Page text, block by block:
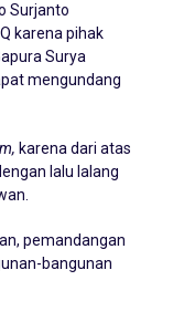
Surjanto
karena pihak
Surya
mengundang
karena dari atas
lalu lalang
pemandangan
bangunan